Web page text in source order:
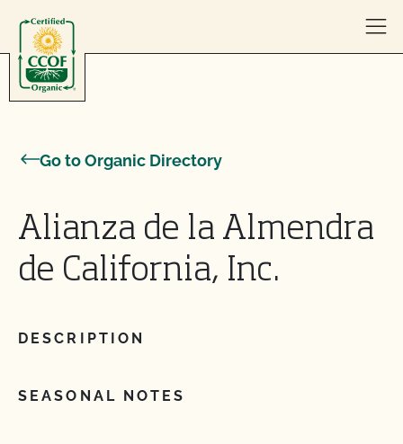
Go to Organic Directory
Alianza de la Almendra
de California, Inc.
DESCRIPTION
SEASONAL NOTES